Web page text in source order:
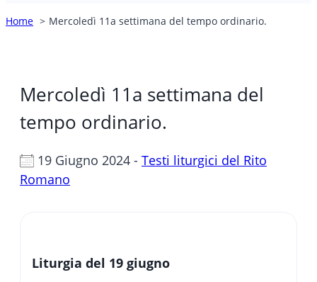
Home Mercoledì 11a settimana del tempo ordinario.
Mercoledì 11a settimana del
tempo ordinario.
19 Giugno 2024 - Testi liturgici del Rito
Romano
Liturgia del 19 giugno